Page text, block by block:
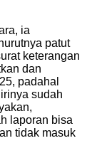
ia
patut
keterangan
dan
padahal
sudah
laporan bisa
tidak masuk